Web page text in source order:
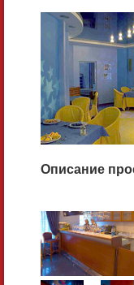
Описание